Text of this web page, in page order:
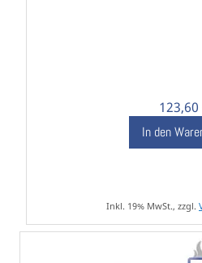
123,60
In den
Inkl. 19% MwSt., zzgl.